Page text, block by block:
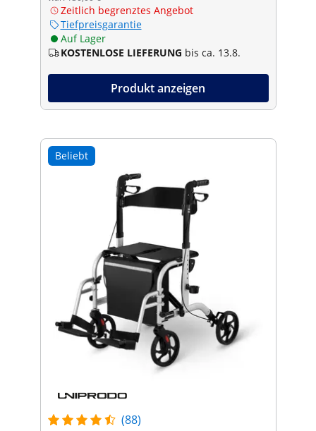
Zeitlich begrenztes Angebot
Tiefpreisgarantie
Auf Lager
KOSTENLOSE LIEFERUNG bis ca. 13.8.
Produkt anzeigen
Beliebt
(88)